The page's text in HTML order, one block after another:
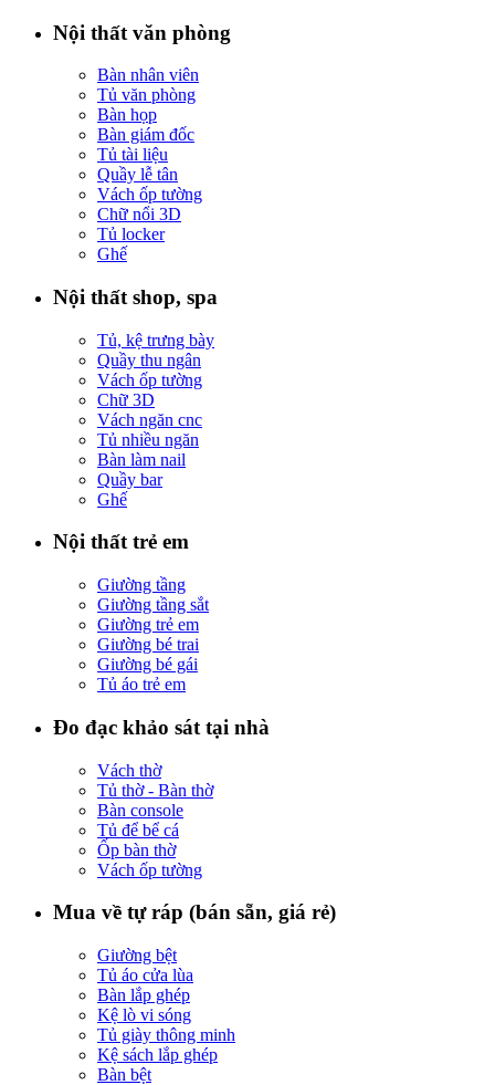
Nội thất văn phòng
Bàn nhân viên
Tủ văn phòng
Bàn họp
Bàn giám đốc
Tủ tài liệu
Quầy lễ tân
Vách ốp tường
Chữ nổi 3D
Tủ locker
Ghế
Nội thất shop, spa
Tủ, kệ trưng bày
Quầy thu ngân
Vách ốp tường
Chữ 3D
Vách ngăn cnc
Tủ nhiều ngăn
Bàn làm nail
Quầy bar
Ghế
Nội thất trẻ em
Giường tầng
Giường tầng sắt
Giường trẻ em
Giường bé trai
Giường bé gái
Tủ áo trẻ em
Đo đạc khảo sát tại nhà
Vách thờ
Tủ thờ - Bàn thờ
Bàn console
Tủ để bể cá
Ốp bàn thờ
Vách ốp tường
Mua về tự ráp (bán sẵn, giá rẻ)
Giường bệt
Tủ áo cửa lùa
Bàn lắp ghép
Kệ lò vi sóng
Tủ giày thông minh
Kệ sách lắp ghép
Bàn bệt